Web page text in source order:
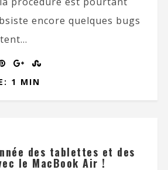
encore quelques bugs
1 MIN
des tablettes et des
le MacBook Air !